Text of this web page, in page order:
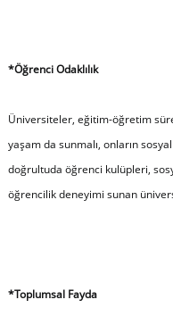
*Öğrenci Odaklılık
Üniversiteler, eğitim-öğretim
yaşam da sunmalı, onların
doğrultuda öğrenci kulüpleri,
öğrencilik deneyimi sunan
*Toplumsal Fayda